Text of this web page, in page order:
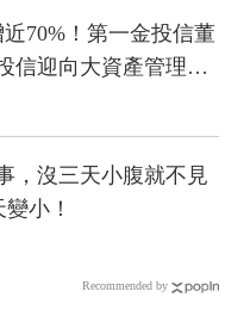
70%！第一金投信董
信迎向大資產管理時
，沒三天小腹就不見
小！
Recommended by